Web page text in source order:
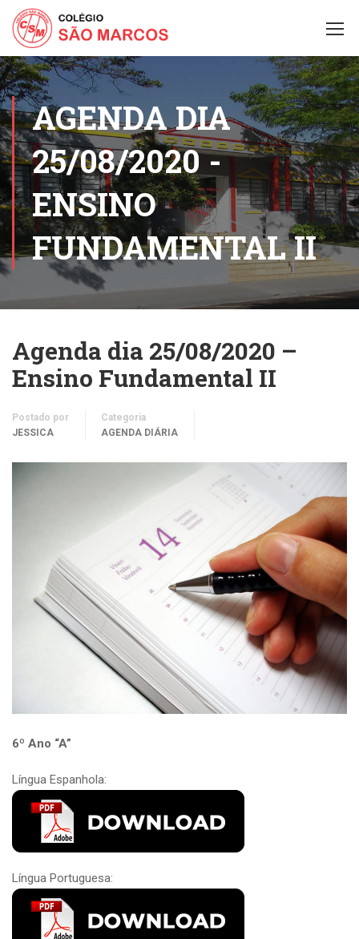
AGENDA DIA
25/08/2020 -
ENSINO
FUNDAMENTAL II
Agenda dia 25/08/2020 –
Ensino Fundamental II
Postado por
JESSICA
Categoria
AGENDA DIÁRIA
6º Ano “A”
Língua Espanhola:
Língua Portuguesa: